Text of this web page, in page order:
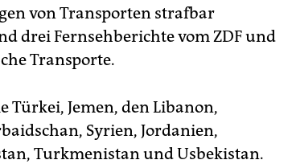
von Transporten strafbar
drei Fernsehberichte vom ZDF und
Transporte.
Jemen, den Libanon,
Syrien, Jordanien,
Turkmenistan und Usbekistan.